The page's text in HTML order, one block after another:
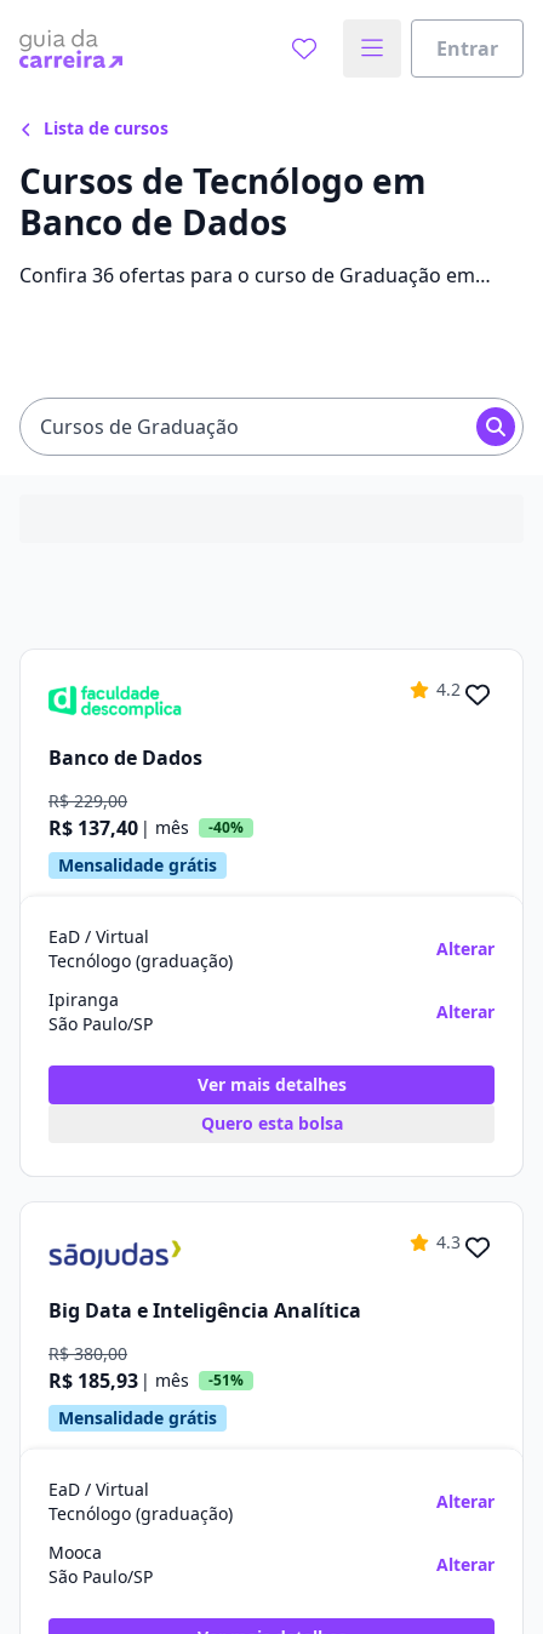
Entrar
Lista de cursos
Cursos de Tecnólogo em
Banco de Dados
Confira 36 ofertas para o curso de Graduação em
Cursos de Graduação
4.2
Banco de Dados
R$ 229,00
R$ 137,40 | mês -40%
Mensalidade grátis
EaD / Virtual
Tecnólogo (graduação)
Alterar
Ipiranga
São Paulo/SP
Alterar
Ver mais detalhes
Quero esta bolsa
4.3
Big Data e Inteligência Analítica
R$ 380,00
R$ 185,93 | mês -51%
Mensalidade grátis
EaD / Virtual
Tecnólogo (graduação)
Alterar
Mooca
São Paulo/SP
Alterar